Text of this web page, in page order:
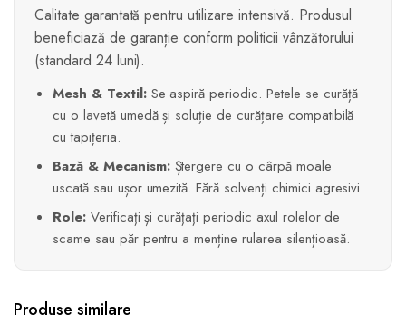
Calitate garantată pentru utilizare intensivă. Produsul
beneficiază de garanție conform politicii vânzătorului
(standard 24 luni).
Mesh & Textil:Se aspiră periodic. Petele se curăță
cu o lavetă umedă și soluție de curățare compatibilă
cu tapițeria.
Bază & Mecanism:Ștergere cu o cârpă moale
uscată sau ușor umezită. Fără solvenți chimici agresivi.
Role:Verificați și curățați periodic axul rolelor de
scame sau păr pentru a menține rularea silențioasă.
Produse similare